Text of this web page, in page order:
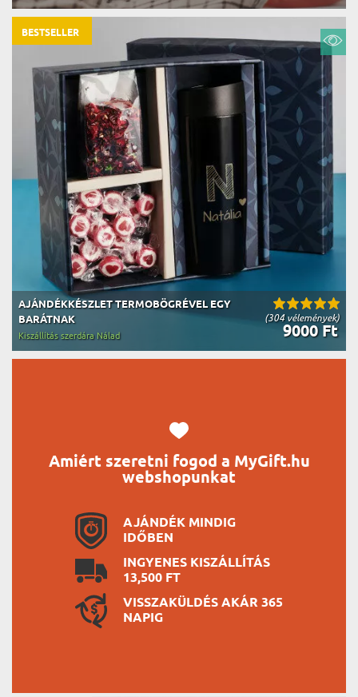
(304 vélemények)
AJÁNDÉKKÉSZLET TERMOBÖGRÉVEL EGY
BARÁTNAK
9000 Ft
Kiszállítás szerdára Nálad
BESTSELLER
Amiért szeretni fogod a MyGift.hu
webshopunkat
AJÁNDÉK MINDIG
IDŐBEN
INGYENES KISZÁLLÍTÁS
13,500 FT
VISSZAKÜLDÉS AKÁR 365
NAPIG